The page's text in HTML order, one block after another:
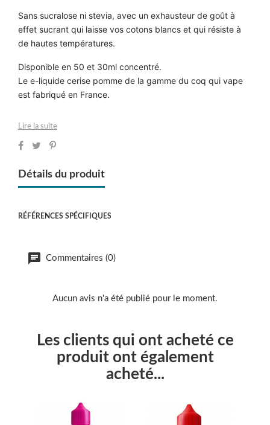
Sans sucralose ni stevia, avec un exhausteur de goût à
effet sucrant qui laisse vos cotons blancs et qui résiste à
de hautes températures.
Disponible en 50 et 30ml concentré.
Le e-liquide cerise pomme de la gamme du coq qui vape
est fabriqué en France.
Lire la suite
Détails du produit
RÉFÉRENCES SPÉCIFIQUES
Commentaires (0)
Aucun avis n'a été publié pour le moment.
Les clients qui ont acheté ce
produit ont également
acheté...